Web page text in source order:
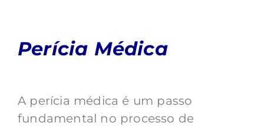
Perícia Médica
A perícia médica é um passo
fundamental no processo de